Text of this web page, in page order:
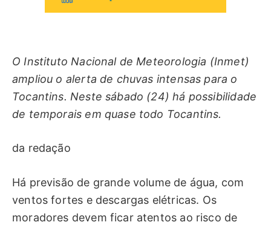
O Instituto Nacional de Meteorologia (Inmet)
ampliou o alerta de chuvas intensas para o
Tocantins. Neste sábado (24) há possibilidade
de temporais em quase todo Tocantins.
da redação
Há previsão de grande volume de água, com
ventos fortes e descargas elétricas. Os
moradores devem ficar atentos ao risco de